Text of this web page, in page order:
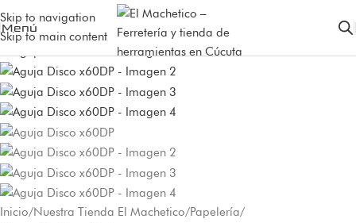
Skip to navigation
Skip to main content
Menú
Inicio/Nuestra Tienda El Machetico/Papelería/